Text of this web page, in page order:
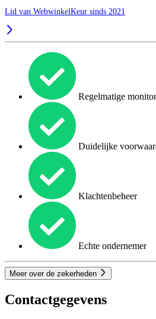
Lid van WebwinkelKeur sinds 2021
Regelmatige
Duidelijke
Klachtenbeheer
Echte ondernemer
Meer over de zekerheden
Contactgegevens